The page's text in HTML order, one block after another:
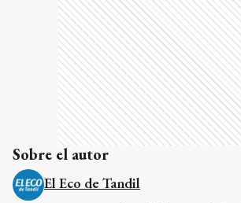
Sobre el autor
El Eco de Tandil